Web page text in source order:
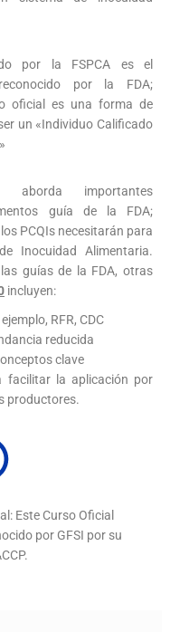
por la FSPCA es el
por la FDA;
oficial es una forma de
un «Individuo Calificado
aborda importantes
guía de la FDA;
PCQIs necesitarán para
Inocuidad Alimentaria.
guías de la FDA, otras
incluyen:
RFR, CDC
reducida
clave
facilitar la aplicación por
productores.
Este Curso Oficial
por GFSI por su